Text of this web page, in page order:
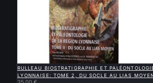
APERÇU RAPIDE
RULLEAU BIOSTRATIGRAPHIE ET
LYONNAISE: TOME 2, DU SOCLE AU LIAS